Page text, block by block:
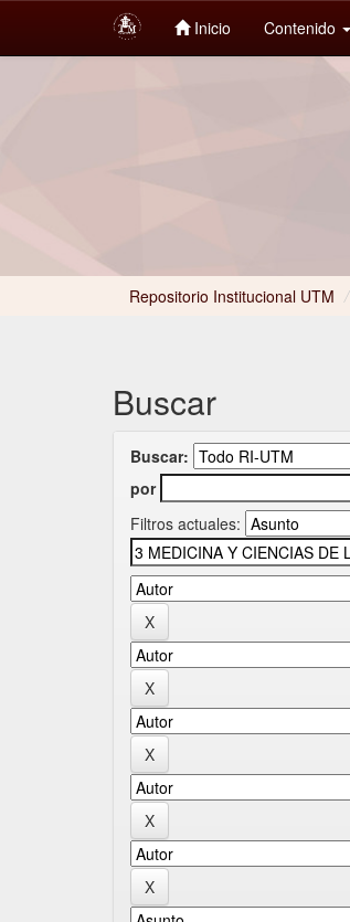
Inicio Contenido
Repositorio Institucional UTM /
Buscar
Buscar:
por
Filtros actuales: